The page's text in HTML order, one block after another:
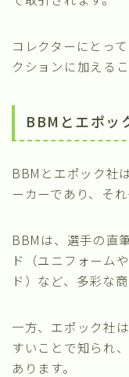
コレクターにとっ
クションに加える
BBMとエポッ
BBMとエポック社
ーカーであり、そ
BBMは、選手の直
ド（ユニフォーム
ド）など、多彩な
一方、エポック社
すいことで知られ
あります。